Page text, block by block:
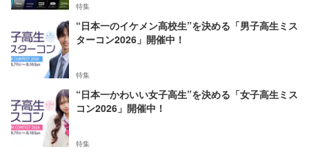
特集
“日本一のイケメン高校生”を決める「男子高生ミス
ターコン2026」開催中！
特集
“日本一かわいい女子高生”を決める「女子高生ミス
コン2026」開催中！
特集